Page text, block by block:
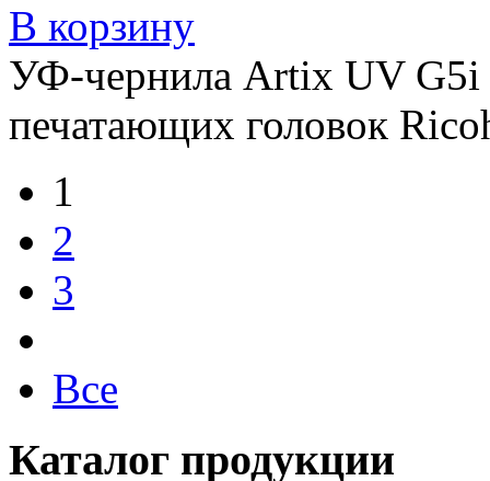
В корзину
УФ-чернила Artix UV G5i
печатающих головок
1
2
3
Все
Каталог продукции